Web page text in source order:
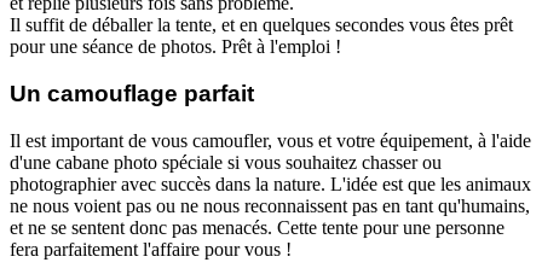
Il suffit de déballer la tente, et en quelques secondes vous êtes prêt
pour une séance de photos. Prêt à l'emploi !
Un camouflage parfait
Il est important de vous camoufler, vous et votre équipement, à l'aide
d'une cabane photo spéciale si vous souhaitez chasser ou
photographier avec succès dans la nature. L'idée est que les animaux
ne nous voient pas ou ne nous reconnaissent pas en tant qu'humains,
et ne se sentent donc pas menacés. Cette tente pour une personne
fera parfaitement l'affaire pour vous !